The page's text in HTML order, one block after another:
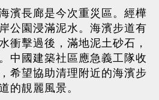
濱長廊是今次重災區。經樺
公園浸滿泥水。海濱步道有
衝擊過後，滿地泥土砂石，
中國建築社區應急義工隊收
希望協助清理附近的海濱步
的靚麗風景。